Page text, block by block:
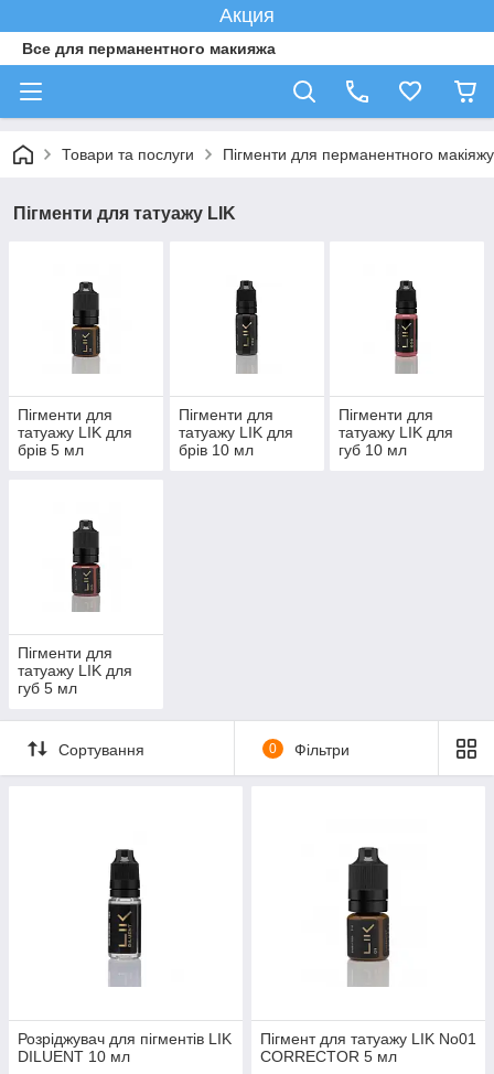
Акция
Все для перманентного макияжа
Товари та послуги Пігменти для перманентного макіяжу
Пігменти для татуажу LIK
Пігменти для
татуажу LIK для
брів 5 мл
Пігменти для
татуажу LIK для
брів 10 мл
Пігменти для
татуажу LIK для
губ 10 мл
Пігменти для
татуажу LIK для
губ 5 мл
Сортування 0 Фільтри
Розріджувач для пігментів LIK
DILUENT 10 мл
Пігмент для татуажу LIK No01
CORRECTOR 5 мл